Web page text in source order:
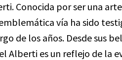
Conocida por ser una
vía ha sido
de los años. Desde sus
Alberti es un reflejo de la